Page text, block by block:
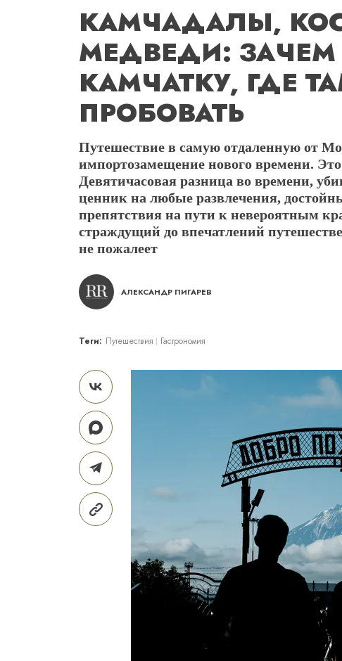
КАМЧАДАЛЫ,
МЕДВЕДИ: ЗАЧЕМ
КАМЧАТКУ, ГДЕ
ПРОБОВАТЬ
Путешествие в самую отдаленную от
импортозамещение нового времени.
Девятичасовая разница во времени,
ценник на любые развлечения,
препятствия на пути к невероятным
страждущий до впечатлений
не пожалеет
АЛЕКСАНДР ПИГАРЕВ
Теги: Путешествия Гастрономия